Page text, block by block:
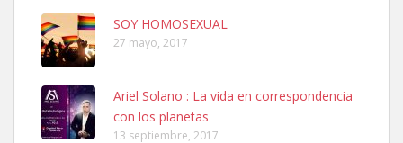
Ninfa perdida
El día 5 se los perdió una ninfa papillera, asustada tiene miedo a la
SOY HOMOSEXUAL
27 mayo, 2017
Ariel Solano : La vida en correspondencia
con los planetas
13 septiembre, 2017